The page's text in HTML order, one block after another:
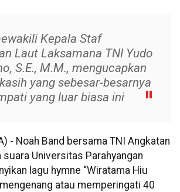
Kepala Staf
Laut Laksamana TNI Yudo
S.E., M.M., mengucapkan
yang sebesar-besarnya
yang luar biasa ini
- Noah Band bersama TNI Angkatan
suara Universitas Parahyangan
lagu hymne “Wiratama Hiu
atau memperingati 40